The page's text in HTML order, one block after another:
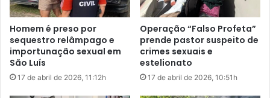
r
e
s
o
p
l
a
Homem é preso por
sequestro relâmpago e
importunação sexual em
São Luís
17 de abril de 2026, 11:12h
Operação “Falso Profeta”
prende pastor suspeito de
crimes sexuais e
estelionato
17 de abril de 2026, 10:51h